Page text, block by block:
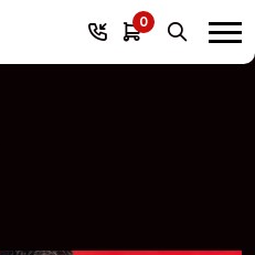
0